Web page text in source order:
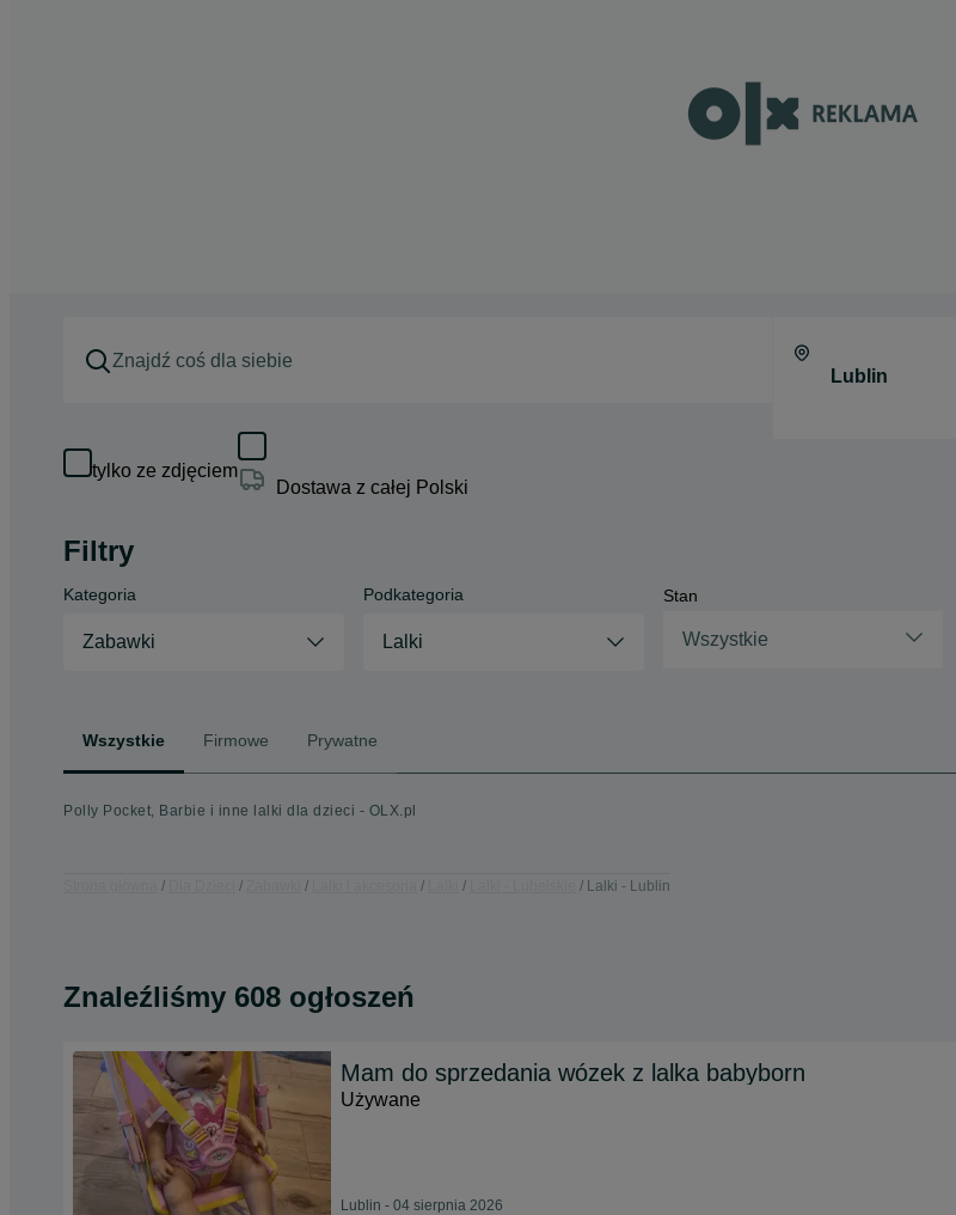
tylko ze zdjęciem
Dostawa z całej Polski
Filtry
Kategoria
Zabawki
Podkategoria
Lalki
Stan
Wszystkie
Wszystkie Firmowe Prywatne
Polly Pocket, Barbie i inne lalki dla dzieci - OLX.pl
Lalki - Lublin
Znaleźliśmy 608 ogłoszeń
Mam do sprzedania wózek z lalka babyborn
Używane
Lublin - 04 sierpnia 2026